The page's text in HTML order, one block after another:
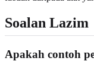
Soalan Lazim
Apakah contoh